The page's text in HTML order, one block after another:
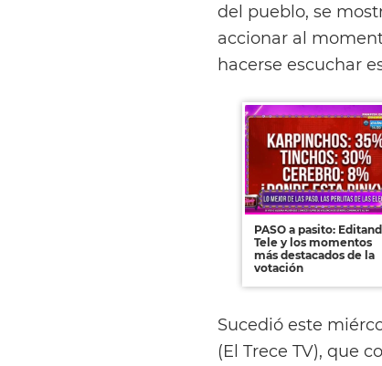
del pueblo, se
accionar al
hacerse escuchar
PASO a pasito:
Tele y los momentos
más destacados de la
votación
Sucedió este
(El Trece TV), que